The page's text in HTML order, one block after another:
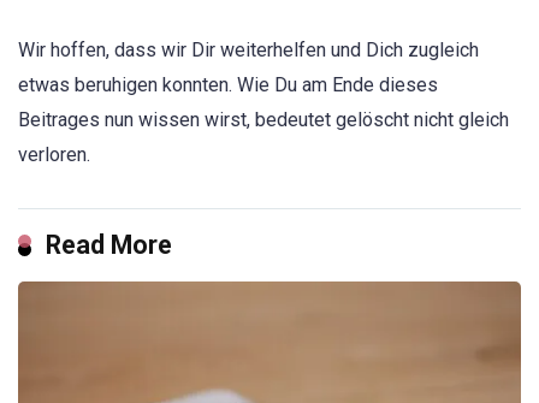
Wir hoffen, dass wir Dir weiterhelfen und Dich zugleich
etwas beruhigen konnten. Wie Du am Ende dieses
Beitrages nun wissen wirst, bedeutet gelöscht nicht gleich
verloren.
Read More